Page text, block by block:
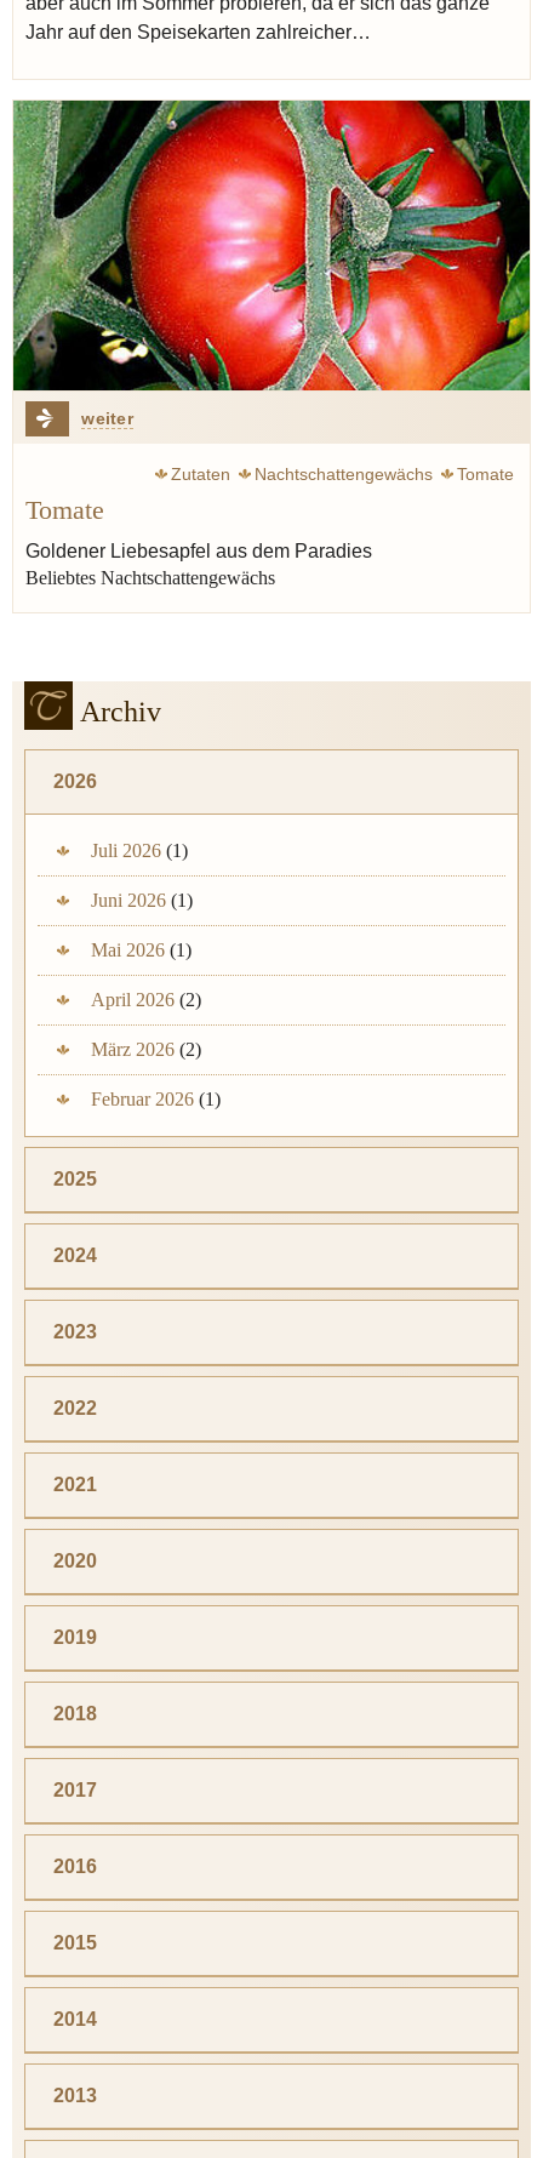
Jahr auf den Speisekarten zahlreicher…
weiter
Zutaten Nachtschattengewächs Tomate
Tomate
Goldener Liebesapfel aus dem Paradies
Beliebtes Nachtschattengewächs
Archiv
2026
Juli 2026 (1)
Juni 2026 (1)
Mai 2026 (1)
April 2026 (2)
März 2026 (2)
Februar 2026 (1)
2025
2024
2023
2022
2021
2020
2019
2018
2017
2016
2015
2014
2013